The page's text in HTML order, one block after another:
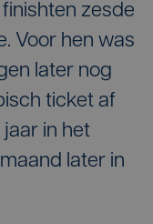
zesde
Voor hen was
later nog
ticket af
in het
later in